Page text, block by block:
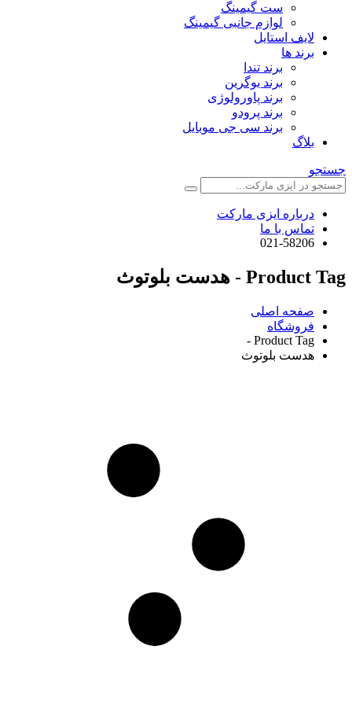
ست گیمینگ
لوازم جانبی گیمینگ
لایف استایل
برند ها
برند تندا
برند یوگرین
برند پاورولوژی
برند پرودو
برند سی جی موبایل
بلاگ
جستجو
درباره ایزی مارکت
تماس با ما
021-58206
Product Tag - هدست بلوتوث
صفحه اصلی
فروشگاه
Product Tag -
هدست بلوتوث